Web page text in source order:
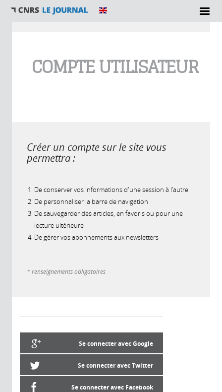
COMPTE UTILISATEUR
Créer un compte sur le site vous
permettra :
De conserver vos informations d'une session à l'autre
De personnaliser la barre de navigation
De sauvegarder des articles, en favoris ou pour une
lecture ultérieure
De gérer vos abonnements aux newsletters
* renseignements obligatoires
Se connecter avec Google
Se connecter avec Twitter
Se connecter avec Facebook